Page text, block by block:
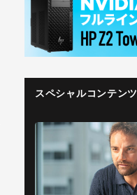
スペシャルコンテンツ